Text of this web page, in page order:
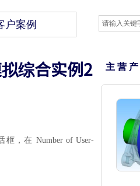
户案例
综合实例2
框，在 Number of User-
主 营